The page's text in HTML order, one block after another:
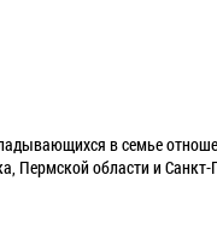
в семье
Пермской области и Санкт-